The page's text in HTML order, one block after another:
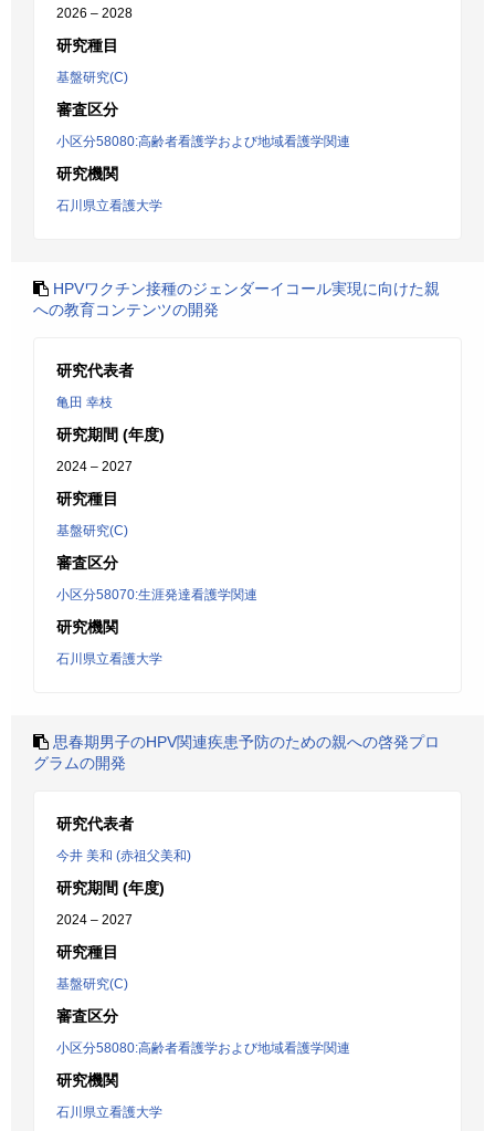
2026 – 2028
研究種目
基盤研究(C)
審査区分
小区分58080:高齢者看護学および地域看護学関連
研究機関
石川県立看護大学
HPVワクチン接種のジェンダーイコール実現に向けた親
への教育コンテンツの開発
研究代表者
亀田 幸枝
研究期間 (年度)
2024 – 2027
研究種目
基盤研究(C)
審査区分
小区分58070:生涯発達看護学関連
研究機関
石川県立看護大学
思春期男子のHPV関連疾患予防のための親への啓発プロ
グラムの開発
研究代表者
今井 美和 (赤祖父美和)
研究期間 (年度)
2024 – 2027
研究種目
基盤研究(C)
審査区分
小区分58080:高齢者看護学および地域看護学関連
研究機関
石川県立看護大学